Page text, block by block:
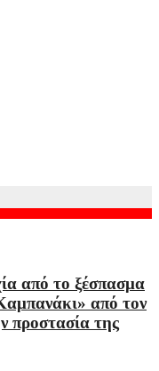
από το ξέσπασμα
από τον
προστασία της